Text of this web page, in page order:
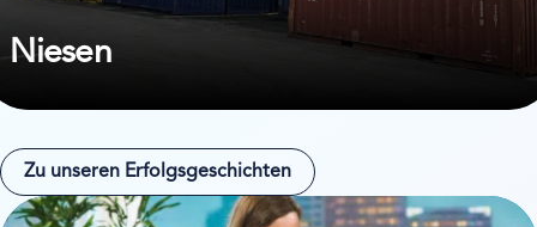
Niesen
Zu unseren Erfolgsgeschichten